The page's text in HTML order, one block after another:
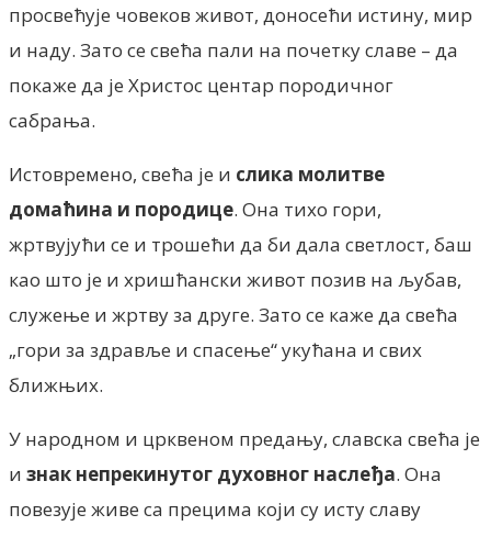
просвећује човеков живот, доносећи истину, мир
и наду. Зато се свећа пали на почетку славе – да
покаже да је Христос центар породичног
сабрања.
Истовремено, свећа је и слика молитве
домаћина и породице. Она тихо гори,
жртвујући се и трошећи да би дала светлост, баш
као што је и хришћански живот позив на љубав,
служење и жртву за друге. Зато се каже да свећа
„гори за здравље и спасење“ укућана и свих
ближњих.
У народном и црквеном предању, славска свећа је
и знак непрекинутог духовног наслеђа. Она
повезује живе са прецима који су исту славу